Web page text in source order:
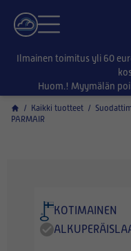
Ilmainen toimitus yli 60
Huom.! Myymälän
/ Kaikki tuotteet /
PARMAIR
KOTIMAINEN